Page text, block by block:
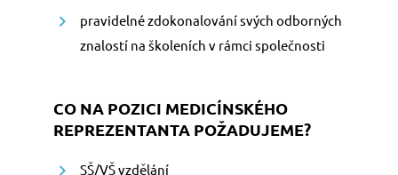
pravidelné zdokonalování svých odborných
znalostí na školeních v rámci společnosti
CO NA POZICI MEDICÍNSKÉHO
REPREZENTANTA POŽADUJEME?
SŠ/VŠ vzdělání